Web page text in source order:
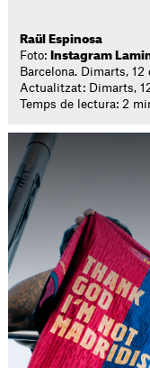
Raül Espinosa
Foto:
Instagram
Barcelona. Dimarts,
Actualitzat: Dimarts,
Temps de lectura: 2